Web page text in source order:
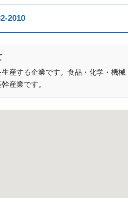
2010
産する企業です。食品・化学・機
産業です。